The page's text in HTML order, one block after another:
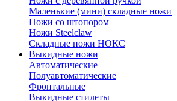
Маленькие (мини) складные ножи
Ножи со штопором
Ножи Steelclaw
Складные ножи НОКС
Выкидные ножи
Автоматические
Полуавтоматические
Фронтальные
Выкидные стилеты